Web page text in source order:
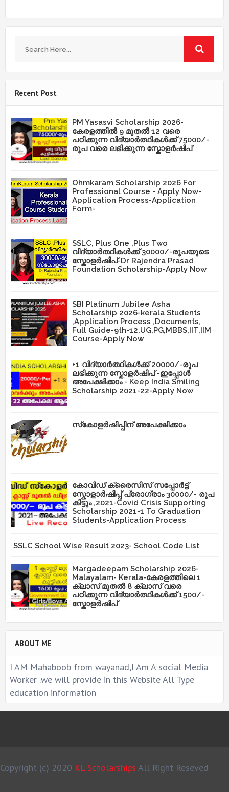
Recent Post
PM Yasasvi Scholarship 2026-
കേരളത്തിൽ 9 മുതൽ 12 വരെ
പഠിക്കുന്ന വിദ്യാർത്ഥികൾക്ക് 75000/-
രൂപ വരെ ലഭിക്കുന്ന സ്കോളർഷിപ്
Ohmkaram Scholarship 2026 For
Professional Course - Apply Now-
Application Process-Application
Form-
SSLC, Plus One ,Plus Two
വിദ്യാർത്ഥികൾക്ക് 30000/-രൂപയുടെ
സ്കോളർഷിപ്-Dr Rajendra Prasad
Foundation Scholarship-Apply Now
SBI Platinum Jubilee Asha
Scholarship 2026-kerala Students
,Application Process ,Documents,
Full Guide-9th-12,UG,PG,MBBS,IIT,IIM
Course-Apply Now
+1 വിദ്യാർത്ഥികൾക്ക് 20000/-രൂപ
ലഭിക്കുന്ന സ്കോളർഷിപ് -ഇപ്പോൾ
അപേക്ഷിക്കാം - Keep India Smiling
Scholarship 2021-22-Apply Now
സ്‌കോളർഷിപ്പിന് അപേക്ഷിക്കാം
കോവിഡ് ക്രൈസിസ് സപ്പോർട്ട്
സ്കോളാർഷിപ്പ് പ്രോഗ്രാം 30000/- രൂപ
കിട്ടും ,2021-Covid Crisis Supporting
Scholarship 2021-1 To Graduation
Students-Application Process
SSLC School Wise Result 2023- School Code List
Margadeepam Scholarship 2026-
Malayalam- Kerala-കേരളത്തിലെ 1
ക്ലാസ് മുതൽ 8 ക്ലാസ് വരെ
പഠിക്കുന്ന വിദ്യാർത്ഥികൾക്ക് 1500/-
സ്കോളർഷിപ്
ABOUT ME
I AM Mahaboob from wayanad,I Am A social Media
Worker .we will provide in this Website All Type
education information
Copyright (c) 2020 KL Scholarships All Right Reseved